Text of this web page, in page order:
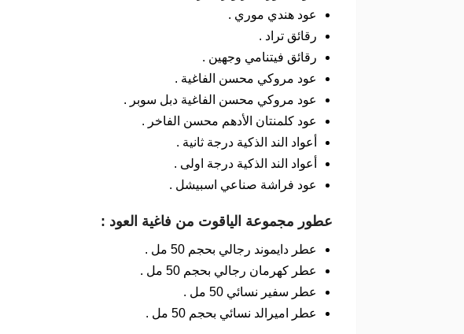
عود هندي موري .
رقائق تراد .
رقائق فيتنامي وجهين .
عود مروكي محسن الفاغية .
عود مروكي محسن الفاغية دبل سوبر .
عود كلمنتان الأدهم محسن الفاخر .
أعواد الند الذكية درجة ثانية .
أعواد الند الذكية درجة اولى .
عود فراشة صناعي اسبيشل .
عطور مجموعة الياقوت من فاغية العود :
عطر دايموند رجالي بحجم 50 مل .
عطر كهرمان رجالي بحجم 50 مل .
عطر سفير نسائي 50 مل .
عطر اميرالد نسائي بحجم 50 مل .